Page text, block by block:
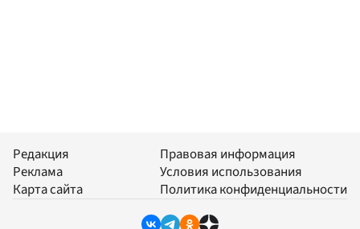
Редакция
Реклама
Карта сайта
Правовая информация
Условия использования
Политика конфиденциальности